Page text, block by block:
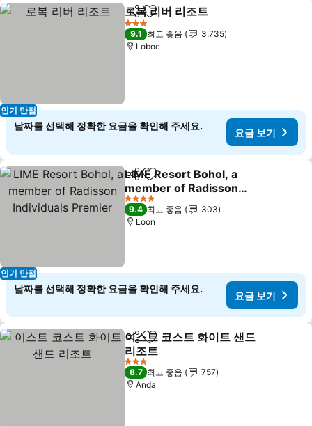
인기 만점
공유 즐겨찾기에 추가
로복 리버 리조트
3 성급
9.1 최고 좋음
3,735
Loboc
날짜를 선택해 정확한 요금을 확인해 주세요.
요금 보기
인기 만점
공유 즐겨찾기에 추가
LIME Resort Bohol, a
member of Radisson
Individuals Premier
요금 보기
4 성급
9.4 최고 좋음
303
Loon
날짜를 선택해 정확한 요금을 확인해 주세요.
요금 보기
공유 즐겨찾기에 추가
이스트 코스트 화이트 샌드
리조트
요금 보기
3 성급
8.7 최고 좋음
757
Anda